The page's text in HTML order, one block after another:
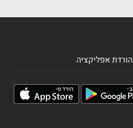
הורדת אפליקציה